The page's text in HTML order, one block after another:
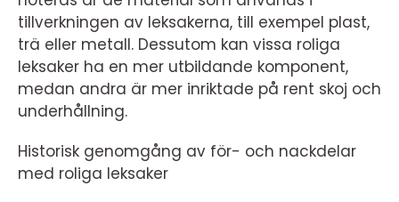
tillverkningen av leksakerna, till exempel plast,
trä eller metall. Dessutom kan vissa roliga
leksaker ha en mer utbildande komponent,
medan andra är mer inriktade på rent skoj och
underhållning.
Historisk genomgång av för- och nackdelar
med roliga leksaker